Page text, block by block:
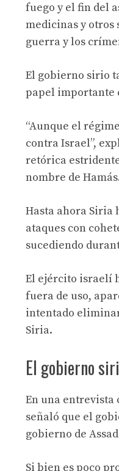
fuego y el fin del
medicinas y otros
guerra y los
El gobierno sirio
papel importante
“Aunque el
contra Israel”,
retórica
nombre de
Hasta ahora
ataques con
sucediendo
El ejército israelí
fuera de uso,
intentado
Siria.
El gobierno
En una entrevista
señaló que el
gobierno de
Si bien es poco